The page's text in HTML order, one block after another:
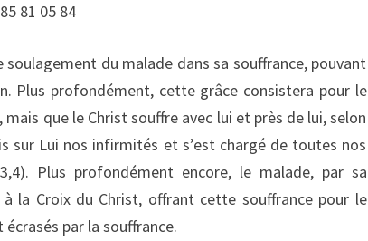
81 05 84
du malade dans sa souffrance, pouvant
Plus profondément, cette grâce consistera pour le
que le Christ souffre avec lui et près de lui, selon
sur Lui nos infirmités et s’est chargé de toutes nos
Plus profondément encore, le malade, par sa
la Croix du Christ, offrant cette souffrance pour le
par la souffrance.